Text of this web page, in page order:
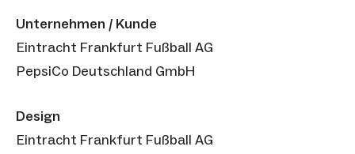
Unternehmen / Kunde
Eintracht Frankfurt Fußball AG
PepsiCo Deutschland GmbH
Design
Eintracht Frankfurt Fußball AG